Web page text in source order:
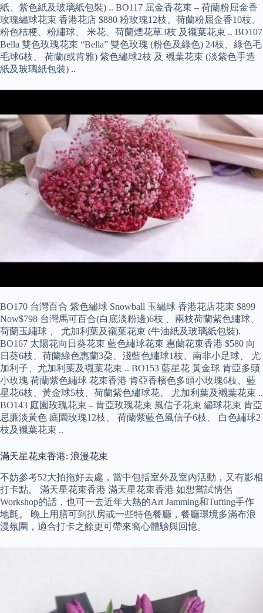
紙、紫色紙及玻璃紙包裝) .. BO117 屈金香花束 – 荷蘭粉屈金香
玫瑰繡球花束 香港花店 $880 粉玫瑰12枝、荷蘭粉屈金香10枝、
粉色桔梗、粉繡球、 米花、荷蘭煙花草3枝 及襯葉花束 .. BO107
Bella 雙色玫瑰花束 “Bella” 雙色玫瑰 (粉色及綠色) 24枝、綠色毛
毛球6枝、 荷蘭(或肯雅) 紫色繡球2枝 及 襯葉花束 (淡紫色手造
紙及玻璃紙包裝) ..
BO170 台灣百合 紫色繡球 Snowball 玉繡球 香港花店花束 $899
Now$798 台灣馬可百合(白底淡粉邊)6枝 、兩枝荷蘭紫色繡球、
荷蘭玉繡球 、 尤加利葉及襯葉花束 (牛油紙及玻璃紙包裝).
BO167 太陽花向日葵花束 藍色繡球花束 惠蘭花束香港 $580 向
日葵6枝、荷蘭綠色惠蘭3朶、淺藍色繡球1枝、南非小足球、 尤
加利子、尤加利葉及襯葉花束 .. BO153 藍星花 黃金球 肯亞多頭
小玫瑰 荷蘭紫色繡球 花束香港 肯亞香檳色多頭小玫瑰6枝、藍
星花6枝、黃金球5枝、荷蘭紫色繡球花、 尤加利葉及襯葉花束 ..
BO143 庭園玫瑰花束 – 肯亞玫瑰花束 風信子花束 繡球花束 肯亞
忌廉淡黃色 庭園玫瑰12枝、 荷蘭紫藍色風信子6枝、 白色繡球2
枝及襯葉花束 ..
滿天星花束香港: 浪漫花束
不妨參考52大拍拖好去處，當中包括室外及室內活動，又有影相
打卡點。 滿天星花束香港 滿天星花束香港 如想嘗試情侶
Workshop的話，也可一去近年大熱的Art Jamming和Tufting手作
地氈。 晚上用膳可到扒房或一些特色餐廳，餐廳環境多滿布浪
漫氛圍，適合打卡之餘更可帶來窩心體驗與回憶。